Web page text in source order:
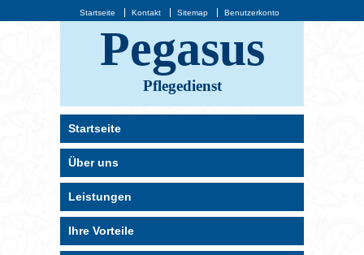
Startseite Kontakt Sitemap Benutzerkonto
Pegasus
Pflegedienst
Startseite
Über uns
Leistungen
Ihre Vorteile